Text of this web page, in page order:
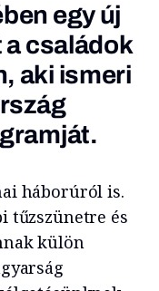
egy új
családok
aki ismeri
háborúról is.
tűzszünetre és
külön